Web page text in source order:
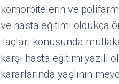
komorbitelerin ve
ve hasta eğitimi oldukça
ilaçları konusunda
karşı hasta eğitimi
kararlarında yaşlının